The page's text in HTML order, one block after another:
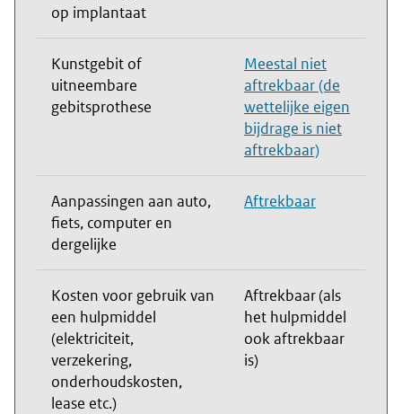
op implantaat
Kunstgebit of
uitneembare
gebitsprothese
Meestal niet
aftrekbaar (de
wettelijke eigen
bijdrage is niet
aftrekbaar)
Aanpassingen aan auto,
fiets, computer en
dergelijke
Aftrekbaar
Kosten voor gebruik van
een hulpmiddel
(elektriciteit,
verzekering,
onderhoudskosten,
lease etc.)
Aftrekbaar (als
het hulpmiddel
ook aftrekbaar
is)